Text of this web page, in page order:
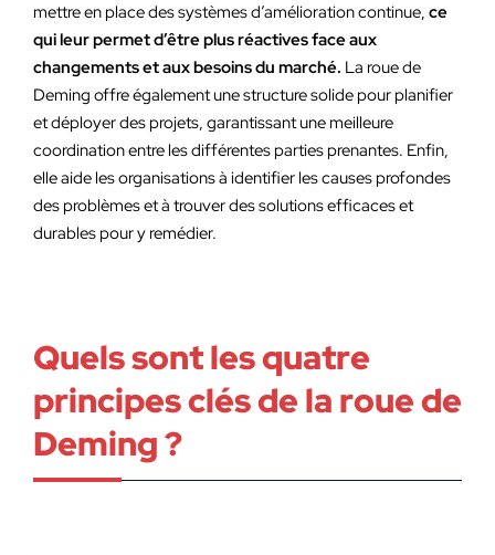
mettre en place des systèmes d’amélioration continue, ce
qui leur permet d’être plus réactives face aux
changements et aux besoins du marché. La roue de
Deming offre également une structure solide pour planifier
et déployer des projets, garantissant une meilleure
coordination entre les différentes parties prenantes. Enfin,
elle aide les organisations à identifier les causes profondes
des problèmes et à trouver des solutions efficaces et
durables pour y remédier.
Quels sont les quatre
principes clés de la roue de
Deming ?